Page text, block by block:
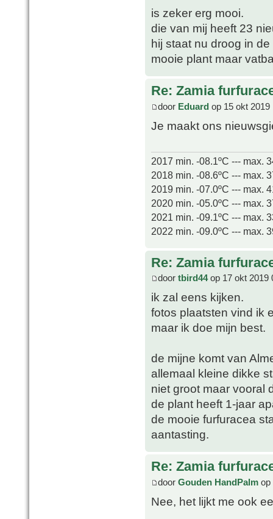
is zeker erg mooi.
die van mij heeft 23
hij staat nu droog in de
mooie plant maar
Re: Zamia
door Eduard op 15 okt 2019
Je maakt ons
2017 min. -08.1ºC --- max.
2018 min. -08.6ºC --- max.
2019 min. -07.0ºC --- max.
2020 min. -05.0ºC --- max.
2021 min. -09.1ºC --- max.
2022 min. -09.0ºC --- max.
Re: Zamia
door tbird44op 17 okt 2019
ik zal eens kijken.
fotos plaatsten vind ik
maar ik doe mijn best.
de mijne komt van
allemaal kleine dikke
niet groot maar vooral
de plant heeft 1-jaar
de mooie furfuracea
aantasting.
Re: Zamia
door Gouden HandPalm op
Nee, het lijkt me ook